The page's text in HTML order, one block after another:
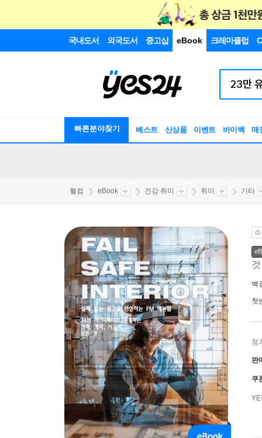
국내도서 외국도서 중고샵 eBook 크레마클럽
빠른분야찾기 베스트 신상품 이벤트 바이백 매
웰컴 eBook 건강 취미 취미 기타
백
첫
정
판
쿠